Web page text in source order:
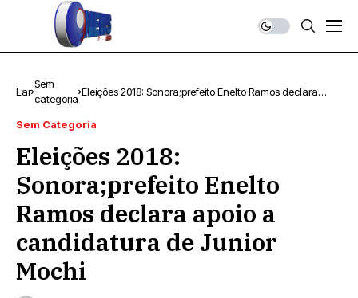
Lar
Sem
categoria
Eleições 2018: Sonora;prefeito Enelto Ramos declara
Sem Categoria
Eleições 2018:
Sonora;prefeito Enelto
Ramos declara apoio a
candidatura de Junior
Mochi